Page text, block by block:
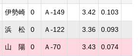
伊勢崎 0 Ａ-149 3.42 0.103
浜 松 0 Ａ-122 3.36 0.093
山 陽 0 Ａ-70 3.43 0.074